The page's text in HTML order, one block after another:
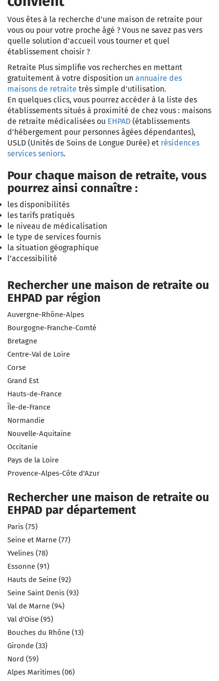
Vous êtes à la recherche d'une maison de retraite pour
vous ou pour votre proche âgé ? Vous ne savez pas vers
quelle solution d'accueil vous tourner et quel
établissement choisir ?
Retraite Plus simplifie vos recherches en mettant
gratuitement à votre disposition un annuaire des
maisons de retraite très simple d'utilisation.
En quelques clics, vous pourrez accéder à la liste des
établissements situés à proximité de chez vous : maisons
de retraite médicalisées ou EHPAD (établissements
d'hébergement pour personnes âgées dépendantes),
USLD (Unités de Soins de Longue Durée) et résidences
services seniors.
Pour chaque maison de retraite, vous
pourrez ainsi connaître :
les disponibilités
les tarifs pratiqués
le niveau de médicalisation
le type de services fournis
la situation géographique
l'accessibilité
Rechercher une maison de retraite ou
EHPAD par région
Auvergne-Rhône-Alpes
Bourgogne-Franche-Comté
Bretagne
Centre-Val de Loire
Corse
Grand Est
Hauts-de-France
Île-de-France
Normandie
Nouvelle-Aquitaine
Occitanie
Pays de la Loire
Provence-Alpes-Côte d'Azur
Rechercher une maison de retraite ou
EHPAD par département
Paris (75)
Seine et Marne (77)
Yvelines (78)
Essonne (91)
Hauts de Seine (92)
Seine Saint Denis (93)
Val de Marne (94)
Val d'Oise (95)
Bouches du Rhône (13)
Gironde (33)
Nord (59)
Alpes Maritimes (06)